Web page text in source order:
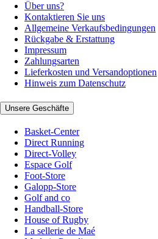
Über uns?
Kontaktieren Sie uns
Allgemeine Verkaufsbedingungen
Rückgabe & Erstattung
Impressum
Zahlungsarten
Lieferkosten und Versandoptionen
Hinweis zum Datenschutz
Unsere Geschäfte
Basket-Center
Direct Running
Direct-Volley
Espace Golf
Foot-Store
Galopp-Store
Golf and co
Handball-Store
House of Rugby
La sellerie de Maé